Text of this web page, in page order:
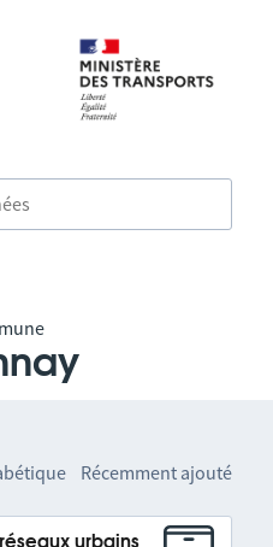
Récemment ajouté
urbains